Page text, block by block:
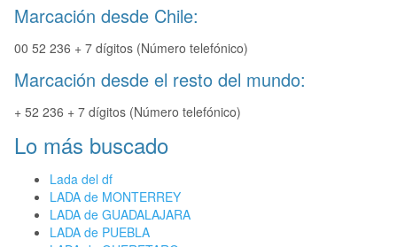
Marcación desde Chile:
00 52 236 + 7 dígitos (Número telefónico)
Marcación desde el resto del mundo:
+ 52 236 + 7 dígitos (Número telefónico)
Lo más buscado
Lada del df
LADA de MONTERREY
LADA de GUADALAJARA
LADA de PUEBLA